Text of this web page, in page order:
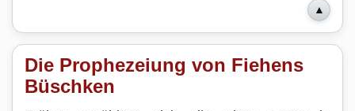
▲
Die Prophezeiung von Fiehens
Büschken